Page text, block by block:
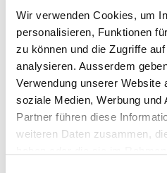
Wir verwenden Cookies, um
personalisieren, Funktionen
zu können und die Zugriffe
analysieren. Ausserdem
Verwendung unserer Website
soziale Medien, Werbung und
Partner führen diese
weiteren Daten zusammen,
Martin Winkler
, Senior
AG
Programm
09:00 - 09:30Beginn der
Empfang mit Kaffee, Tee